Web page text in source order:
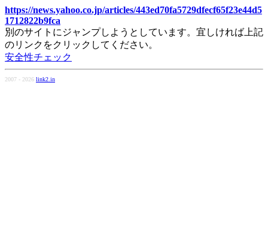
https://news.yahoo.co.jp/articles/443ed70fa5729dfecf65f23e44d5
1712822b9fca
別のサイトにジャンプしようとしています。宜しければ上記
のリンクをクリックしてください。
安全性チェック
2007 - 2026 link2.in